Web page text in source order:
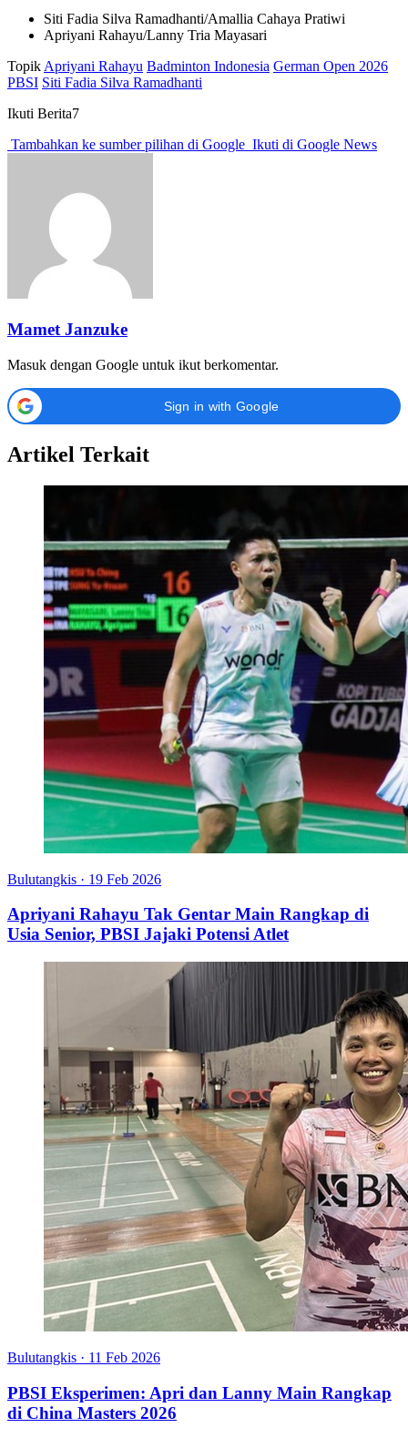
Siti Fadia Silva Ramadhanti/Amallia Cahaya Pratiwi
Apriyani Rahayu/Lanny Tria Mayasari
Topik Apriyani Rahayu Badminton Indonesia German Open 2026
PBSI Siti Fadia Silva Ramadhanti
Ikuti Berita7
Tambahkan ke sumber pilihan di Google Ikuti di Google News
Mamet Janzuke
Masuk dengan Google untuk ikut berkomentar.
Sign in with Google
Artikel Terkait
Bulutangkis · 19 Feb 2026
Apriyani Rahayu Tak Gentar Main Rangkap di
Usia Senior, PBSI Jajaki Potensi Atlet
Bulutangkis · 11 Feb 2026
PBSI Eksperimen: Apri dan Lanny Main Rangkap
di China Masters 2026